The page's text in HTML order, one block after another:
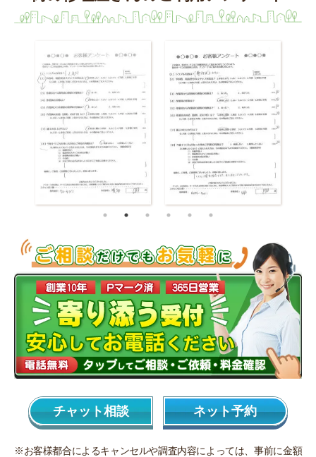
チャット相談 ネット予約
※お客様都合によるキャンセルや調査内容によっては、事前に金額